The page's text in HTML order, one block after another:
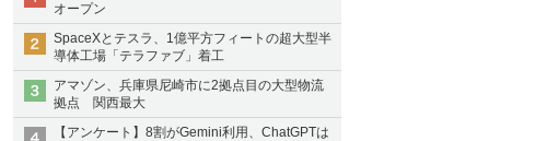
オープン
SpaceXとテスラ、1億平方フィートの超大型半
導体工場「テラファブ」着工
アマゾン、兵庫県尼崎市に2拠点目の大型物流
拠点 関西最大
【アンケート】8割がGemini利用、ChatGPTは